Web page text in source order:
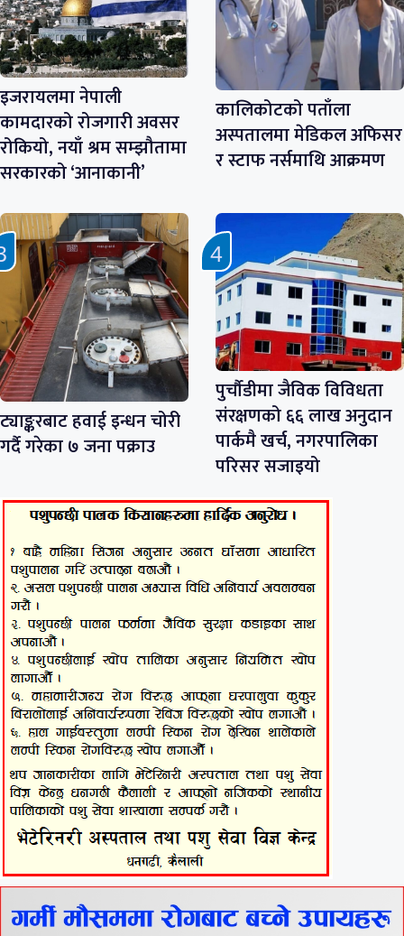
इजरायलमा नेपाली
कामदारको रोजगारी अवसर
रोकियो, नयाँ श्रम सम्झौतामा
सरकारको ‘आनाकानी’
कालिकोटको पताँला
अस्पतालमा मेडिकल अफिसर
र स्टाफ नर्समाथि आक्रमण
ट्याङ्करबाट हवाई इन्धन चोरी
गर्दै गरेका ७ जना पक्राउ
पुर्चौडीमा जैविक विविधता
संरक्षणको ६६ लाख अनुदान
पार्कमै खर्च, नगरपालिका
परिसर सजाइयो